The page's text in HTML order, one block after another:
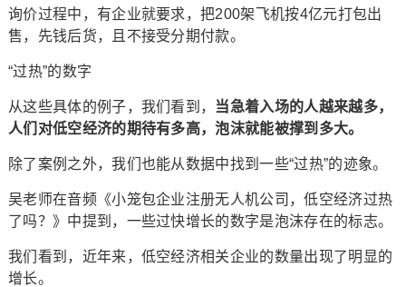
询价过程中，有企业就要求，把200架飞机按4亿元打包出
售，先钱后货，且不接受分期付款。
“过热”的数字
从这些具体的例子，我们看到， 当急着入场的人越来越多，
人们对低空经济的期待有多高，泡沫就能被撑到多大。
除了案例之外，我们也能从数据中找到一些“过热”的迹象。
吴老师在音频《小笼包企业注册无人机公司，低空经济过热
了吗？》中提到，一些过快增长的数字是泡沫存在的标志。
我们看到，近年来，低空经济相关企业的数量出现了明显的
增长。